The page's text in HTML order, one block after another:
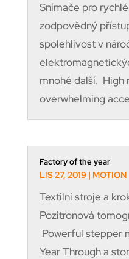
Snímače pro
zodpovědný
spolehlivost v
mnohé další. High
overwhelming
Factory of the year
LIS 27, 2019| MOTION
Textilní stroje a
Pozitronová
Powerful stepper
Year Through a